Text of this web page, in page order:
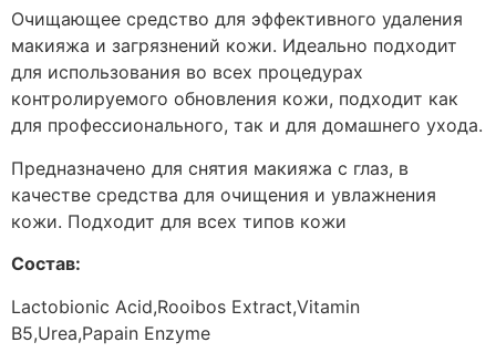
Очищающее средство для эффективного удаления
макияжа и загрязнений кожи. Идеально подходит
для использования во всех процедурах
контролируемого обновления кожи, подходит как
для профессионального, так и для домашнего ухода.
Предназначено для снятия макияжа с глаз, в
качестве средства для очищения и увлажнения
кожи. Подходит для всех типов кожи
Состав:
Lactobionic Acid,Rooibos Extract,Vitamin
B5,Urea,Papain Enzyme